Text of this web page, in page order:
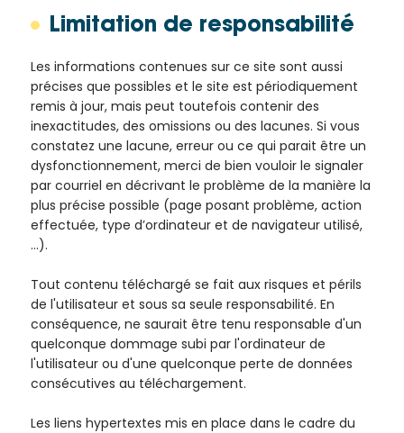
Limitation de responsabilité
Les informations contenues sur ce site sont aussi
précises que possibles et le site est périodiquement
remis à jour, mais peut toutefois contenir des
inexactitudes, des omissions ou des lacunes. Si vous
constatez une lacune, erreur ou ce qui parait être un
dysfonctionnement, merci de bien vouloir le signaler
par courriel en décrivant le problème de la manière la
plus précise possible (page posant problème, action
effectuée, type d’ordinateur et de navigateur utilisé,
…).
Tout contenu téléchargé se fait aux risques et périls
de l'utilisateur et sous sa seule responsabilité. En
conséquence, ne saurait être tenu responsable d'un
quelconque dommage subi par l'ordinateur de
l'utilisateur ou d'une quelconque perte de données
consécutives au téléchargement.
Les liens hypertextes mis en place dans le cadre du
vous
cliquez ici.